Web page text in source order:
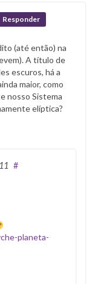
Responder
(até então) na
A título de
escuros, há a
maior, como
nosso Sistema
elíptica?
#
planeta-